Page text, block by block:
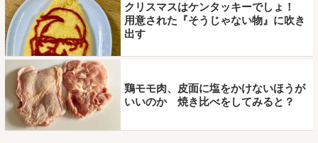
クリスマスはケンタッキーでしょ！
用意された『そうじゃない物』に吹き
出す
鶏モモ肉、皮面に塩をかけないほうが
いいのか 焼き比べをしてみると？